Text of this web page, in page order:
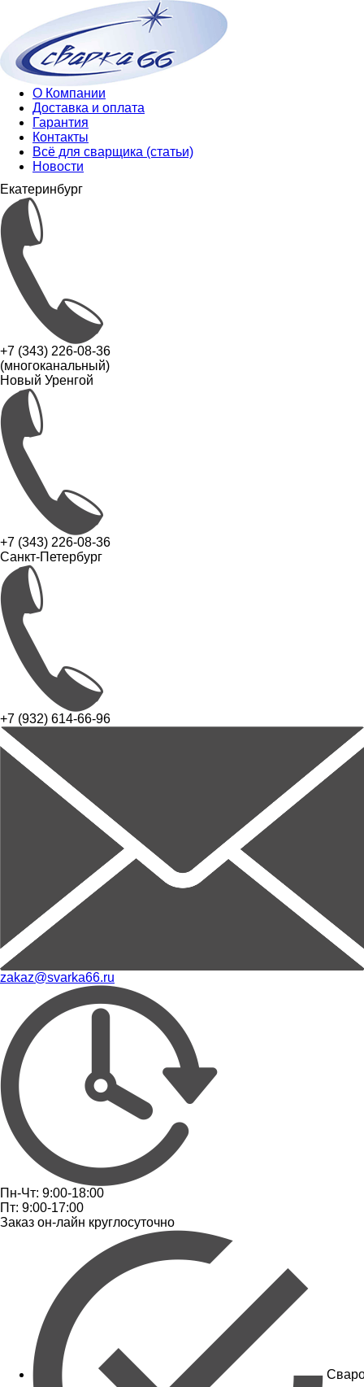
О Компании
Доставка и оплата
Гарантия
Контакты
Всё для сварщика (статьи)
Новости
Екатеринбург
+7 (343) 226-08-36
(многоканальный)
Новый Уренгой
+7 (343) 226-08-36
Санкт-Петербург
+7 (932) 614-66-96
zakaz@svarka66.ru
Пн-Чт: 9:00-18:00
Пт: 9:00-17:00
Заказ он-лайн круглосуточно